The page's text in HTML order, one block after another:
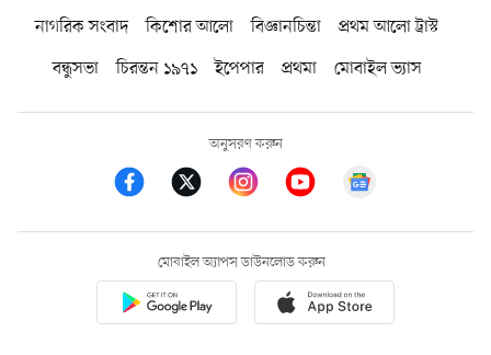
নাগরিক সংবাদ কিশোর আলো বিজ্ঞানচিন্তা
প্রথম আলো ট্রাস্ট
বন্ধুসভা
চিরন্তন ১৯৭১ ইপেপার প্রথমা মোবাইল ভ্যাস
অনুসরণ করুন
মোবাইল অ্যাপস ডাউনলোড করুন